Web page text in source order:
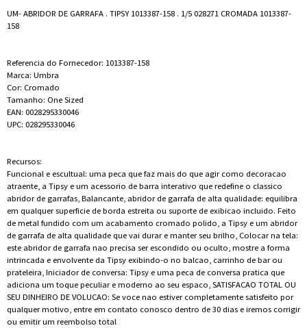
UM- ABRIDOR DE GARRAFA . TIPSY 1013387-158 . 1/5 028271 CROMADA 1013387-
158
Referencia do Fornecedor: 1013387-158
Marca: Umbra
Cor: Cromado
Tamanho: One Sized
EAN: 0028295330046
UPC: 028295330046
Recursos:
Funcional e escultual: uma peca que faz mais do que agir como decoracao
atraente, a Tipsy e um acessorio de barra interativo que redefine o classico
abridor de garrafas, Balancante, abridor de garrafa de alta qualidade: equilibra
em qualquer superficie de borda estreita ou suporte de exibicao incluido. Feito
de metal fundido com um acabamento cromado polido, a Tipsy e um abridor
de garrafa de alta qualidade que vai durar e manter seu brilho, Colocar na tela:
este abridor de garrafa nao precisa ser escondido ou oculto, mostre a forma
intrincada e envolvente da Tipsy exibindo-o no balcao, carrinho de bar ou
prateleira, Iniciador de conversa: Tipsy e uma peca de conversa pratica que
adiciona um toque peculiar e moderno ao seu espaco, SATISFACAO TOTAL OU
SEU DINHEIRO DE VOLUCAO: Se voce nao estiver completamente satisfeito por
qualquer motivo, entre em contato conosco dentro de 30 dias e iremos corrigir
ou emitir um reembolso total